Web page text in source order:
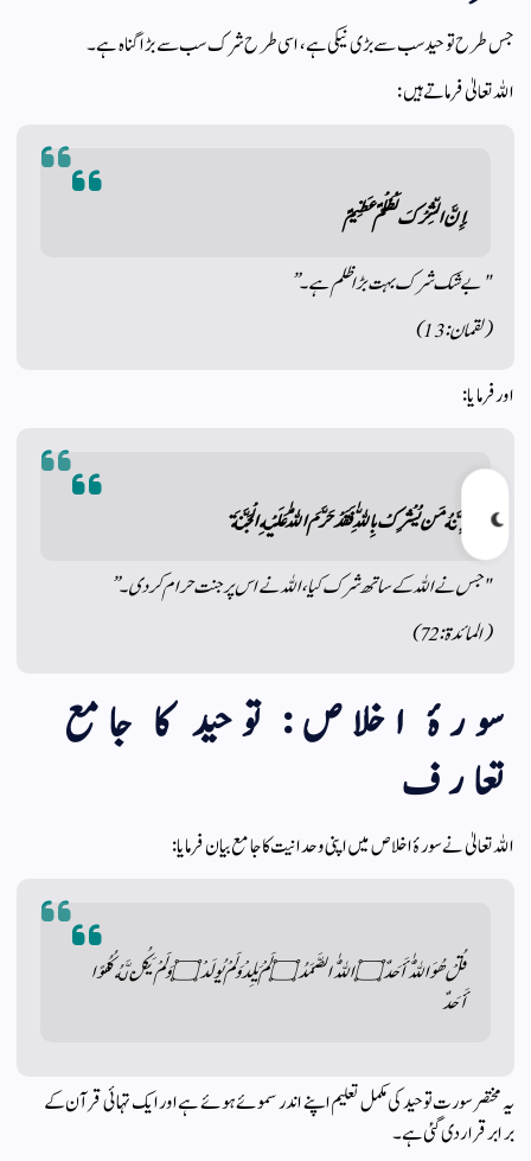
جس طرح توحید سب سے بڑی نیکی ہے، اسی طرح شرک سب سے بڑا گناہ ہے۔
اللہ تعالیٰ فرماتے ہیں:
إِنَّ الشِّرْكَ لَظُلْمٌ عَظِيمٌ
"بے شک شرک بہت بڑا ظلم ہے۔”
(لقمان: 13)
اور فرمایا:
إِنَّهُ مَن يُشْرِكْ بِاللّٰهِ فَقَدْ حَرَّمَ اللّٰهُ عَلَيْهِ الْجَنَّةَ
"جس نے اللہ کے ساتھ شرک کیا، اللہ نے اس پر جنت حرام کر دی۔”
(المائدۃ: 72)
سورۂ اخلاص: توحید کا جامع
تعارف
اللہ تعالیٰ نے سورۂ اخلاص میں اپنی وحدانیت کا جامع بیان فرمایا:
قُلْ هُوَ اللّٰهُ أَحَدٌ ۝ اللّٰهُ الصَّمَدُ ۝ لَمْ يَلِدْ وَلَمْ يُولَدْ ۝ وَلَمْ يَكُن لَّهُ كُفُوًا
أَحَدٌ
یہ مختصر سورت توحید کی مکمل تعلیم اپنے اندر سموئے ہوئے ہے اور ایک تہائی قرآن کے
برابر قرار دی گئی ہے۔